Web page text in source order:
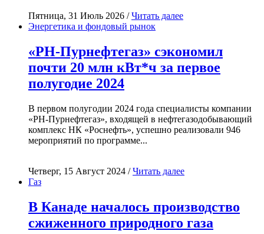
Пятница, 31 Июль 2026 /Читать далее
Энергетика и фондовый рынок
«РН-Пурнефтегаз» сэкономил
почти 20 млн кВт*ч за первое
полугодие 2024
В первом полугодии 2024 года специалисты компании
«РН-Пурнефтегаз», входящей в нефтегазодобывающий
комплекс НК «Роснефть», успешно реализовали 946
мероприятий по программе...
Четверг, 15 Август 2024 /Читать далее
Газ
В Канаде началось производство
сжиженного природного газа